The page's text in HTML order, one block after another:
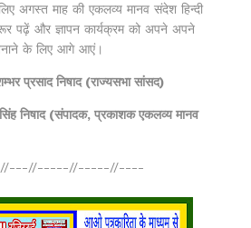
अगस्त माह की एकलव्य मानव संदेश हिन्दी
पढ़ें और ज्ञापन कार्यक्रम को अपने अपने
के लिए आगे आएं।
प्रसाद निषाद (राज्यसभा सांसद)
निषाद (संपादक, प्रकाशक एकलव्य मानव